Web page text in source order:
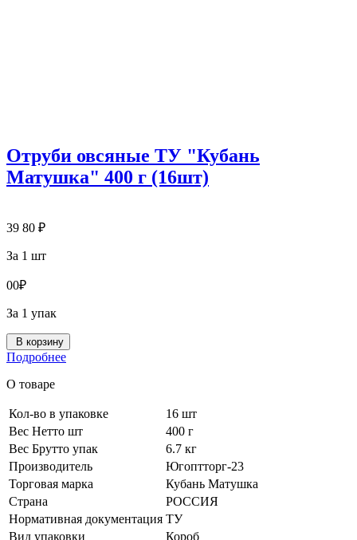
Отруби овсяные ТУ "Кубань
Матушка" 400 г (16шт)
39 80 ₽
За 1 шт
00₽
За 1 упак
В корзину
Подробнее
О товаре
Кол-во в упаковке
16 шт
Вес Нетто шт
400 г
Вес Брутто упак
6.7 кг
Производитель
Югоптторг-23
Торговая марка
Кубань Матушка
Страна
РОССИЯ
Нормативная документация ТУ
Вид упаковки
Короб